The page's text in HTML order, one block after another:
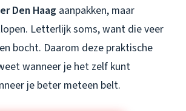
Den Haag aanpakken, maar
Letterlijk soms, want die veer
bocht. Daarom deze praktische
wanneer je het zelf kunt
je beter meteen belt.